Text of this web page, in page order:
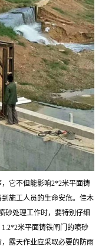
它不但能影响2*2米平面铸
施工人员的生命安危。佳木
砂处理工作时，要特别仔细
米平面铸铁闸门的喷砂
露天作业应采取必要的防雨